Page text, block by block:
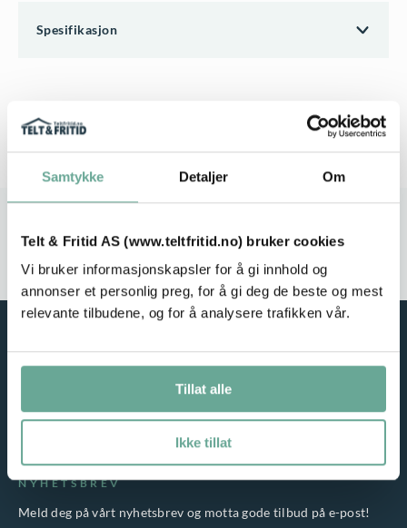
Samtykke Detaljer Om
Telt & Fritid AS (www.teltfritid.no) bruker cookies
Vi bruker informasjonskapsler for å gi innhold og
annonser et personlig preg, for å gi deg de beste og mest
relevante tilbudene, og for å analysere trafikken vår.
Tillat alle
Ikke tillat
Spesifikasjon
Service i fokus Høy kvalitet
NYHETSBREV
Meld deg på vårt nyhetsbrev og motta gode tilbud på e-post!